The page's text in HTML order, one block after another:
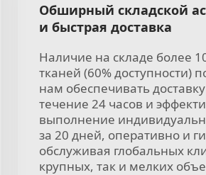
Обширный складской
и быстрая доставка
Наличие на складе более
тканей (60% доступности)
нам обеспечивать
течение 24 часов и
выполнение
за 20 дней, оперативно и
обслуживая глобальных
крупных, так и мелких